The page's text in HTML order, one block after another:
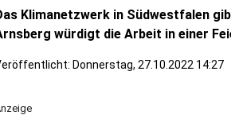
Klimanetzwerk in Südwestfalen
würdigt die Arbeit in einer
Donnerstag, 27.10.2022 14:27